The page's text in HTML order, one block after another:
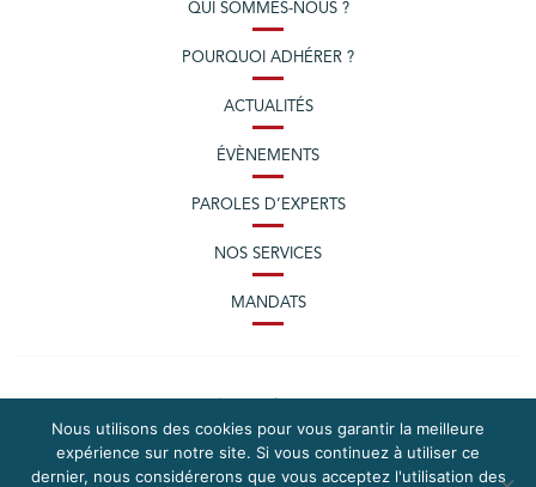
QUI SOMMES-NOUS ?
POURQUOI ADHÉRER ?
ACTUALITÉS
ÉVÈNEMENTS
PAROLES D’EXPERTS
NOS SERVICES
MANDATS
Nous utilisons des cookies pour vous garantir la meilleure
expérience sur notre site. Si vous continuez à utiliser ce
dernier, nous considérerons que vous acceptez l'utilisation des